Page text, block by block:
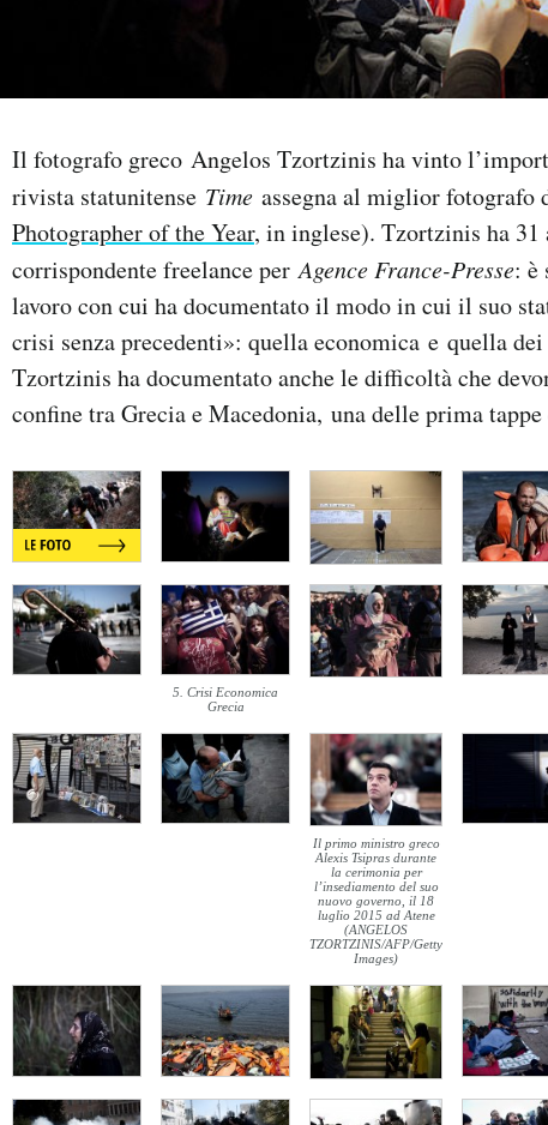
Il fotografo greco Angelos Tzortzinis ha vinto
rivista statunitense Time assegna al miglior fotografo
Photographer of the Year, in inglese). Tzortzinis ha 31
corrispondente freelance perAgence France-Presse: è
lavoro con cui ha documentato il modo in cui il suo
crisi senza precedenti»: quella economica e quella
Tzortzinis ha documentato anche le difficoltà che
confine tra Grecia e Macedonia, una delle prima
5. Crisi Economica
Grecia
Il primo ministro greco
Alexis Tsipras durante
la cerimonia per
l’insediamento del suo
nuovo governo, il 18
luglio 2015 ad Atene
(ANGELOS
TZORTZINIS/AFP/Getty
Images)